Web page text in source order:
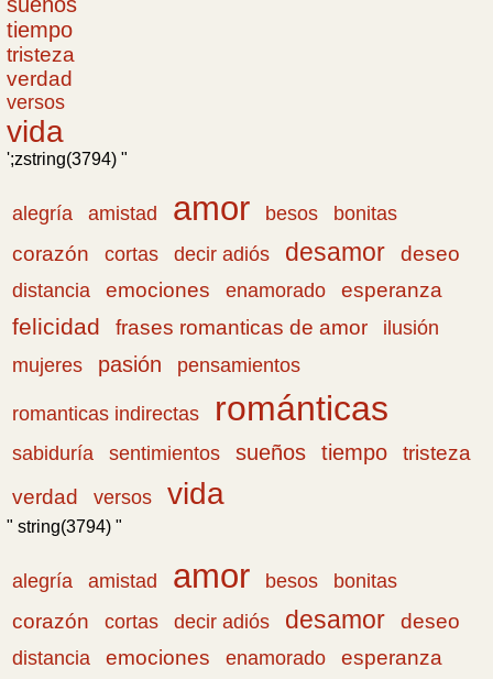
tiempo
tristeza
verdad
versos
vida
';zstring(3794) "
alegría amistad amor besos
bonitas
corazón
cortas decir adiós desamor deseo
distancia emociones enamorado esperanza
felicidad frases romanticas de amor
ilusión
mujeres
pasión pensamientos
romanticas indirectas románticas
sabiduría sentimientos sueños tiempo
tristeza
verdad
versos vida
" string(3794) "
alegría amistad amor besos
bonitas
corazón
cortas decir adiós desamor deseo
distancia emociones enamorado esperanza